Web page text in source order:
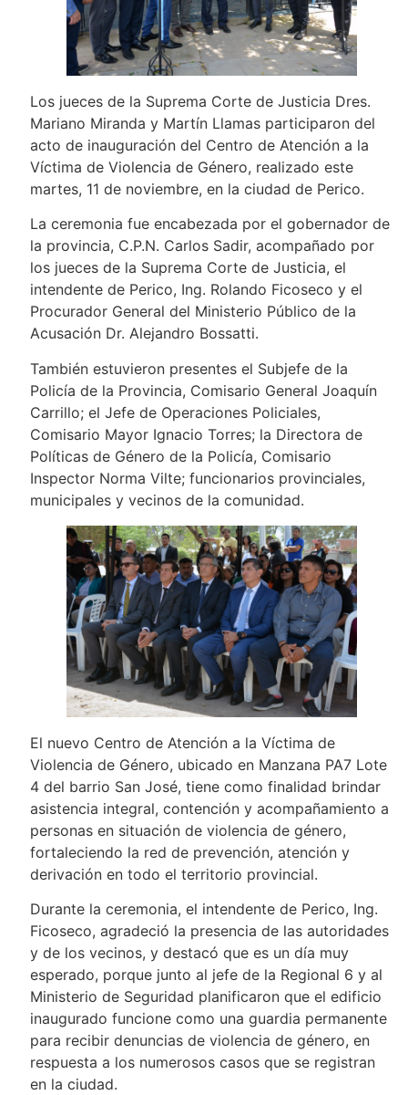
Los jueces de la Suprema Corte de Justicia Dres.
Mariano Miranda y Martín Llamas participaron del
acto de inauguración del Centro de Atención a la
Víctima de Violencia de Género, realizado este
martes, 11 de noviembre, en la ciudad de Perico.
La ceremonia fue encabezada por el gobernador de
la provincia, C.P.N. Carlos Sadir, acompañado por
los jueces de la Suprema Corte de Justicia, el
intendente de Perico, Ing. Rolando Ficoseco y el
Procurador General del Ministerio Público de la
Acusación Dr. Alejandro Bossatti.
También estuvieron presentes el Subjefe de la
Policía de la Provincia, Comisario General Joaquín
Carrillo; el Jefe de Operaciones Policiales,
Comisario Mayor Ignacio Torres; la Directora de
Políticas de Género de la Policía, Comisario
Inspector Norma Vilte; funcionarios provinciales,
municipales y vecinos de la comunidad.
El nuevo Centro de Atención a la Víctima de
Violencia de Género, ubicado en Manzana PA7 Lote
4 del barrio San José, tiene como finalidad brindar
asistencia integral, contención y acompañamiento a
personas en situación de violencia de género,
fortaleciendo la red de prevención, atención y
derivación en todo el territorio provincial.
Durante la ceremonia, el intendente de Perico, Ing.
Ficoseco, agradeció la presencia de las autoridades
y de los vecinos, y destacó que es un día muy
esperado, porque junto al jefe de la Regional 6 y al
Ministerio de Seguridad planificaron que el edificio
inaugurado funcione como una guardia permanente
para recibir denuncias de violencia de género, en
respuesta a los numerosos casos que se registran
en la ciudad.